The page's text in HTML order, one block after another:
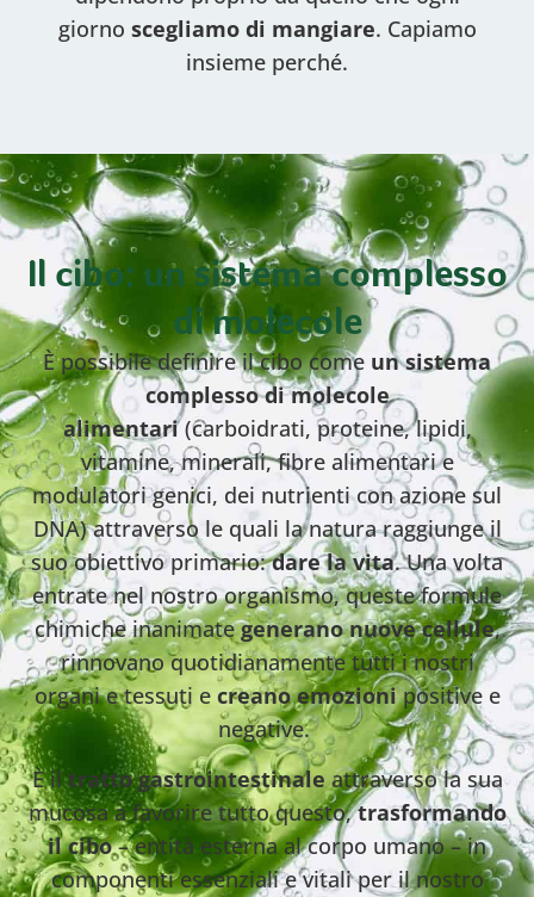
giorno scegliamo di mangiare. Capiamo
insieme perché.
Il cibo: un sistema complesso
di molecole
È possibile definire il cibo come un sistema
complesso di molecole
alimentari(carboidrati, proteine, lipidi,
vitamine, minerali, fibre alimentari e
modulatori genici, dei nutrienti con azione sul
DNA) attraverso le quali la natura raggiunge il
suo obiettivo primario:dare la vita. Una volta
entrate nel nostro organismo, queste formule
chimiche inanimategenerano nuove cellule,
rinnovano quotidianamente tutti i nostri
organi e tessuti e creano emozionipositive e
negative.
È iltratto gastrointestinaleattraverso la sua
mucosa a favorire tutto questo,trasformando
il cibo– entità esterna al corpo umano – in
componenti essenziali e vitali per il nostro